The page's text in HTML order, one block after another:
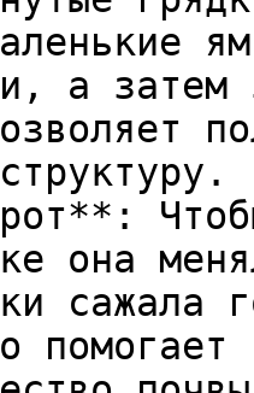
а затем
она
сажала
помогает